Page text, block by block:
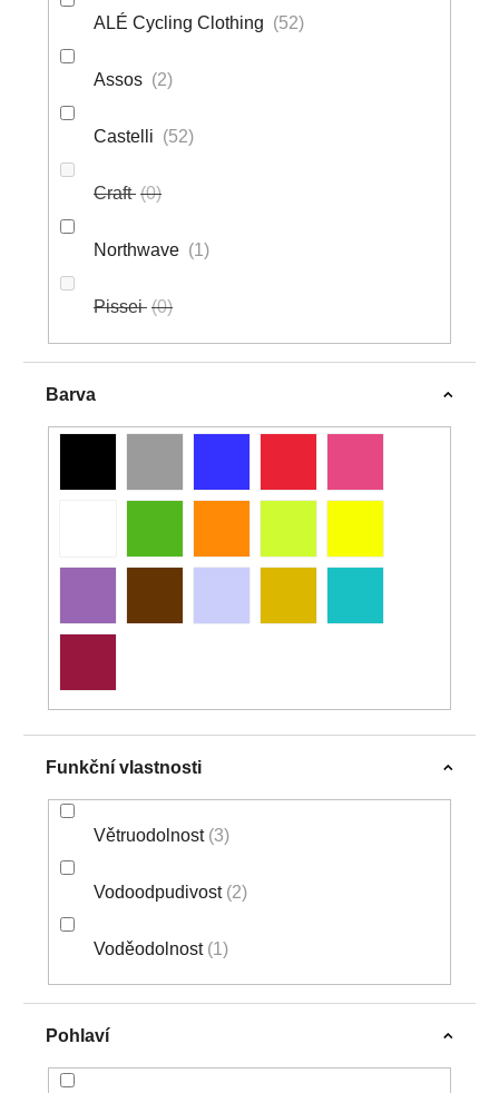
ALÉ Cycling Clothing 52
Assos 2
Castelli 52
Craft 0
Northwave 1
Pissei 0
Barva
Funkční vlastnosti
Větruodolnost 3
Vodoodpudivost 2
Voděodolnost 1
Pohlaví